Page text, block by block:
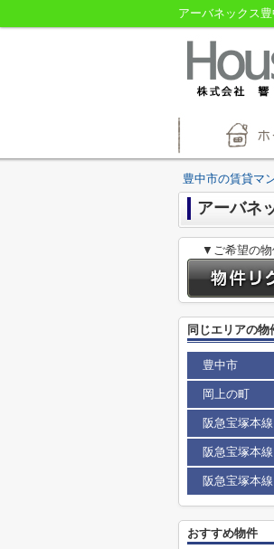
アーバネックス
豊中市の賃貸マ
アーバネ
▼ご希望の物
同じエリアの物
豊中市
岡上の町
阪急宝塚本
阪急宝塚本
阪急宝塚本
おすすめ物件